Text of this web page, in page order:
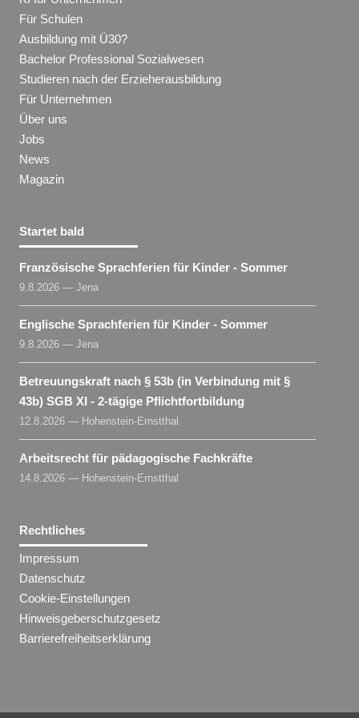
Für Schulen
Ausbildung mit Ü30?
Bachelor Professional Sozialwesen
Studieren nach der Erzieherausbildung
Für Unternehmen
Über uns
Jobs
News
Magazin
Startet bald
Französische Sprachferien für Kinder - Sommer
9.8.2026 — Jena
Englische Sprachferien für Kinder - Sommer
9.8.2026 — Jena
Betreuungskraft nach § 53b (in Verbindung mit §
43b) SGB XI - 2-tägige Pflichtfortbildung
12.8.2026 — Hohenstein-Ernstthal
Arbeitsrecht für pädagogische Fachkräfte
14.8.2026 — Hohenstein-Ernstthal
Rechtliches
Impressum
Datenschutz
Cookie-Einstellungen
Hinweisgeberschutzgesetz
Barrierefreiheitserklärung